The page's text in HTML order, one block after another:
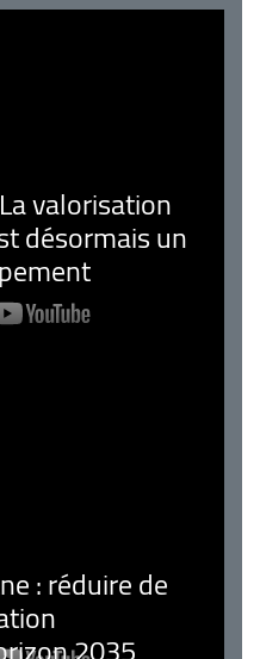
valorisation
désormais un
: réduire de